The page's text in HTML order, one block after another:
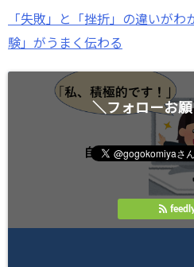
「失敗」と「挫折」の違いが
験」がうまく伝わる
＼フォローお